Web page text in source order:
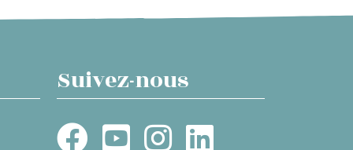
Suivez-nous